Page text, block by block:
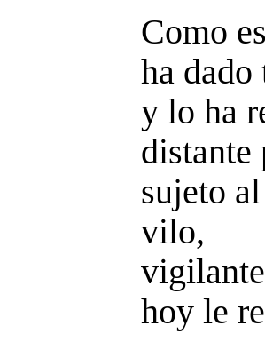
Como
ha dado
y lo ha
sujeto
vilo,
hoy le